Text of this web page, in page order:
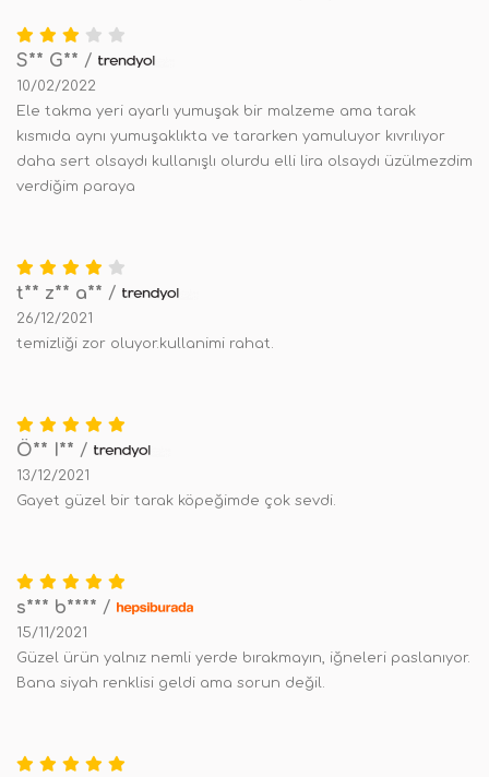
S** G** /
10/02/2022
Ele takma yeri ayarlı yumuşak bir malzeme ama tarak
kısmıda aynı yumuşaklıkta ve tararken yamuluyor kıvrılıyor
daha sert olsaydı kullanışlı olurdu elli lira olsaydı üzülmezdim
verdiğim paraya
t** z** a** /
26/12/2021
temizliği zor oluyor.kullanimi rahat.
Ö** I** /
13/12/2021
Gayet güzel bir tarak köpeğimde çok sevdi.
s*** b**** /
15/11/2021
Güzel ürün yalnız nemli yerde bırakmayın, iğneleri paslanıyor.
Bana siyah renklisi geldi ama sorun değil.